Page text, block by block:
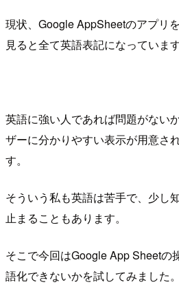
現状、Google AppSheetのアプリ
見ると全て英語表記になっています
英語に強い人であれば問題がない
ザーに分かりやすい表示が用意さ
す。
そういう私も英語は苦手で、少し
止まることもあります。
そこで今回はGoogle App Sheetの
語化できないかを試してみました。